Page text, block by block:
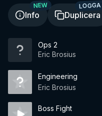
Info
NEW
Duplicera
Ops 2
Eric Brosius
Engineering
Eric Brosius
Boss Fight